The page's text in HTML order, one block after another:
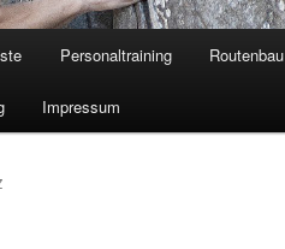
Personaltraining Routenbau
Impressum